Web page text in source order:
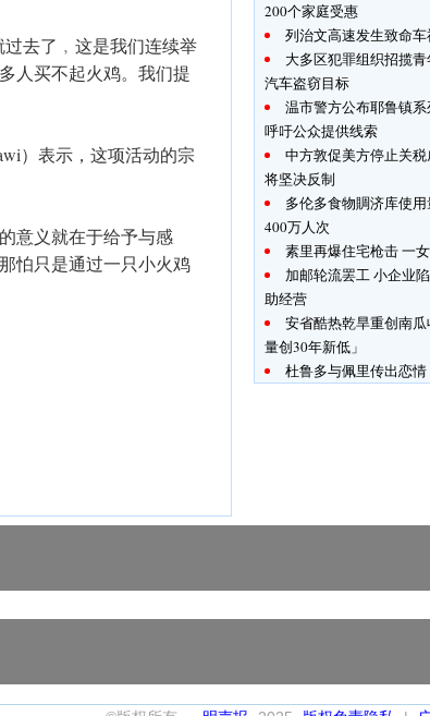
过去了﹐这是我们连续举
人买不起火鸡。我们提
）表示，这项活动的宗
意义就在于给予与感
怕只是通过一只小火鸡
200个家庭受惠
列治文高速发生致命
大多区犯罪组织招揽
汽车盗窃目标
温市警方公布耶鲁镇
呼吁公众提供线索
中方敦促美方停止关
将坚决反制
多伦多食物賙济库使
400万人次
素里再爆住宅枪击 一
加邮轮流罢工 小企业
助经营
安省酷热乾旱重创南
量创30年新低」
杜鲁多与佩里传出恋